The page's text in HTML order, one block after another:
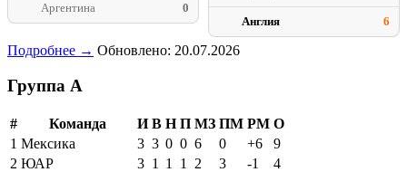
Аргентина 0
Англия 6
Подробнее → Обновлено: 20.07.2026
Группа A
# Команда И В Н П МЗ ПМ РМ О
1 Мексика 3 3 0 0 6 0 +6
9
2 ЮАР 3 1 1 1 2 3 -1
4